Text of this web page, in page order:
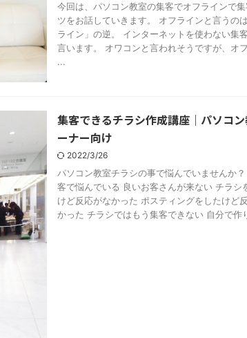
今回は、パソコン教室の集客でオフラインで集
ツをお話していきます。 オフラインと言うの
ライン」の逆。 インターネットを使わない集
言います。 オワコンと言われそうですが、オ
...
集客できるチラシ作成講座｜パソコ
ーナー向け
2022/3/26
パソコン教室チラシの事で悩んでいませんか
客で悩んでいる 良いお客さんが来ない チラシ
けど反応がなかった ポスティングをしたけど
かった チラシではもう集客できない 自分で作